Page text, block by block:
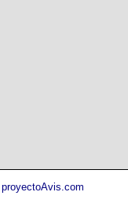
proyectoAvis.com